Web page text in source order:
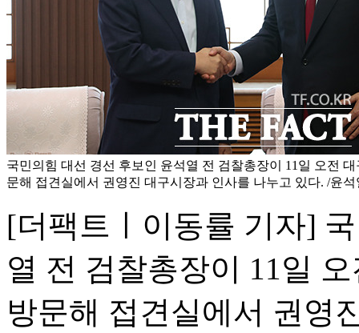
국민의힘 대선 경선 후보인 윤석열 전 검찰총장이 11일 오전
문해 접견실에서 권영진 대구시장과 인사를 나누고 있다. /윤
[더팩트ㅣ이동률 기자]
열 전 검찰총장이 11일
방문해 접견실에서 권영